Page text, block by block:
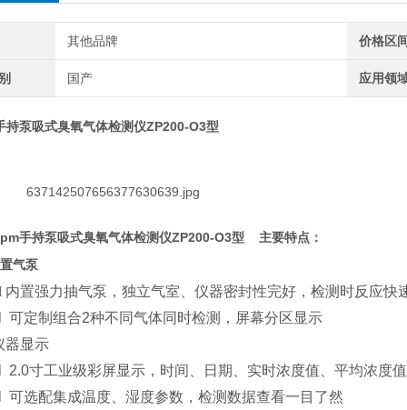
其他品牌 价格区
国产 应用领
持泵吸式臭氧气体检测仪ZP200-O3型
手持泵吸式臭氧气体检测仪ZP200-O3型
主要特点：
气泵
内置强力抽气泵，独立气室、仪器密封性完好，检测时反应快
可定制组合2种不同气体同时检测，屏幕分区显示
显示
2.0寸工业级彩屏显示，时间、日期、实时浓度值、平均浓度
可选配集成温度、湿度参数，检测数据查看一目了然